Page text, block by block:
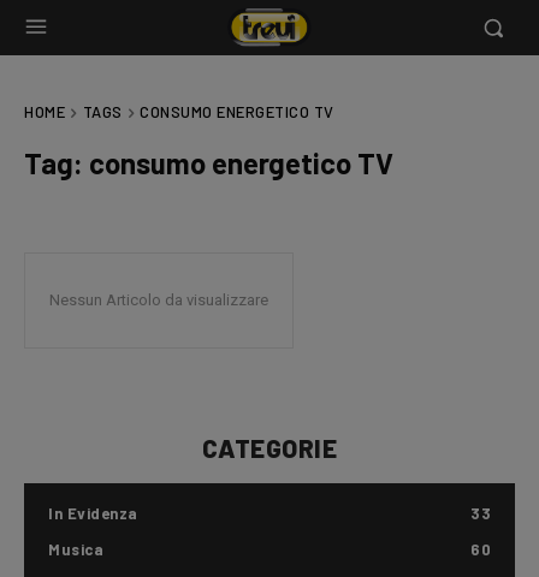
HOME TAGS CONSUMO ENERGETICO TV
Tag: consumo energetico TV
Nessun Articolo da visualizzare
CATEGORIE
In Evidenza
33
Musica
60